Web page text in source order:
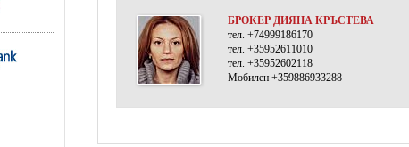
БРОКЕР ДИЯНА КРЪСТЕВА
тел. +74999186170
тел. +35952611010
тел. +35952602118
Мобилен +359886933288